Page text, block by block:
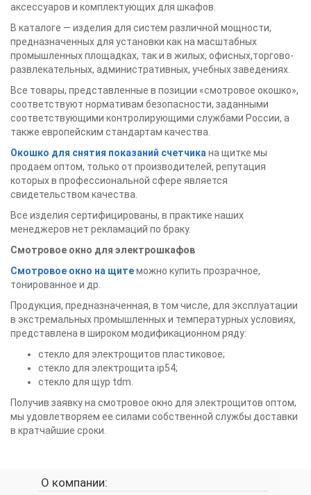
аксессуаров и комплектующих для шкафов.
В каталоге — изделия для систем различной мощности,
предназначенных для установки как на масштабных
промышленных площадках, так и в жилых, офисных,торгово-
развлекательных, административных, учебных заведениях.
Все товары, представленные в позиции «смотровое окошко»,
соответствуют нормативам безопасности, заданными
соответствующими контролирующими службами России, а
также европейским стандартам качества.
Окошко для снятия показаний счетчика на щитке мы
продаем оптом, только от производителей, репутация
которых в профессиональной сфере является
свидетельством качества.
Все изделия сертифицированы, в практике наших
менеджеров нет рекламаций по браку.
Смотровое окно для электрошкафов
Смотровое окно на щитеможно купить прозрачное,
тонированное и др.
Продукция, предназначенная, в том числе, для эксплуатации
в экстремальных промышленных и температурных условиях,
представлена в широком модификационном ряду:
стекло для электрощитов пластиковое;
стекло для электрощита ip54;
стекло для щур tdm.
Получив заявку на смотровое окно для электрощитов оптом,
мы удовлетворяем ее силами собственной службы доставки
в кратчайшие сроки.
О компании: